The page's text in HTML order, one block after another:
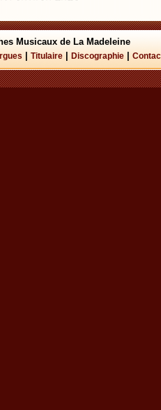
Musicaux de La Madeleine
Titulaire Discographie